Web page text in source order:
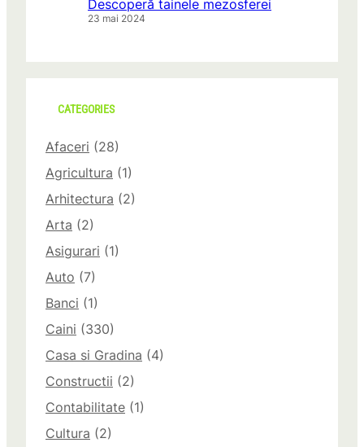
Descoperă tainele mezosferei
23 mai 2024
CATEGORIES
Afaceri (28)
Agricultura (1)
Arhitectura (2)
Arta (2)
Asigurari (1)
Auto (7)
Banci (1)
Caini (330)
Casa si Gradina (4)
Constructii (2)
Contabilitate (1)
Cultura (2)